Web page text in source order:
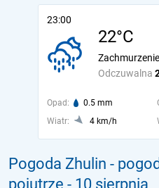
23:00
22°C
Odczuwalna
Opad: 0.5 mm
Wiatr:
4 km/h
Pogoda Zhulin -
pojutrze - 10 sierpnia